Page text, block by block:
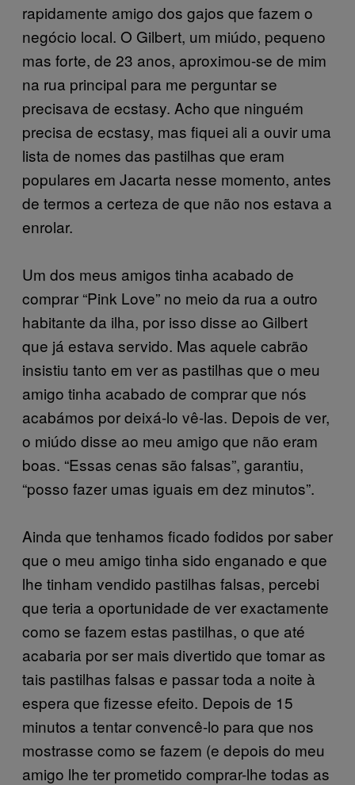
rapidamente amigo dos gajos que fazem o
negócio local. O Gilbert, um miúdo, pequeno
mas forte, de 23 anos, aproximou-se de mim
na rua principal para me perguntar se
precisava de ecstasy. Acho que ninguém
precisa de ecstasy, mas fiquei ali a ouvir uma
lista de nomes das pastilhas que eram
populares em Jacarta nesse momento, antes
de termos a certeza de que não nos estava a
enrolar.
Um dos meus amigos tinha acabado de
comprar “Pink Love” no meio da rua a outro
habitante da ilha, por isso disse ao Gilbert
que já estava servido. Mas aquele cabrão
insistiu tanto em ver as pastilhas que o meu
amigo tinha acabado de comprar que nós
acabámos por deixá-lo vê-las. Depois de ver,
o miúdo disse ao meu amigo que não eram
boas. “Essas cenas são falsas”, garantiu,
“posso fazer umas iguais em dez minutos”.
Ainda que tenhamos ficado fodidos por saber
que o meu amigo tinha sido enganado e que
lhe tinham vendido pastilhas falsas, percebi
que teria a oportunidade de ver exactamente
como se fazem estas pastilhas, o que até
acabaria por ser mais divertido que tomar as
tais pastilhas falsas e passar toda a noite à
espera que fizesse efeito. Depois de 15
minutos a tentar convencê-lo para que nos
mostrasse como se fazem (e depois do meu
amigo lhe ter prometido comprar-lhe todas as